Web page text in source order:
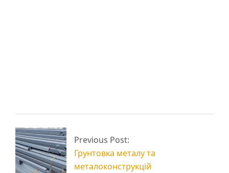
Арочні ферми з
профільної труби
Металева ферма для
Previous Post:
Грунтовка металу та
металоконструкцій